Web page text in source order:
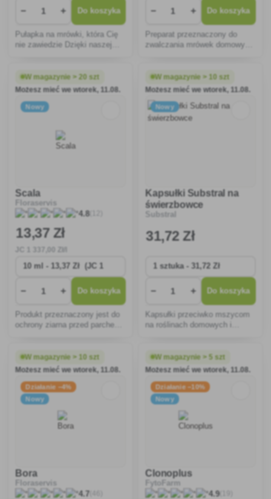
− + Do koszyka
Pułapka na mrówki, która Cię
nie zawiedzie Dzięki naszej
powodu mrówek w
pomieszczeniach.
− + Do koszyka
Preparat przeznaczony do
zwalczania mrówek domowych
i na tarasach.
W magazynie > 20 szt
Możesz mieć we wtorek, 11.08.
Nowy
Scala
Floraservis
4.8(12)
13,37 Zł
− + Do koszyka
Produkt przeznaczony jest do
ochrony ziarna przed parchem
(botrytis)
W magazynie > 10 szt
Możesz mieć we wtorek, 11.08.
Nowy
Kapsułki Substral na
świerzbowce
Substral
31,72 Zł
− + Do koszyka
Kapsułki przeciwko mszycom
na roślinach domowych i
W magazynie > 10 szt
Możesz mieć we wtorek, 11.08.
Działanie −4%
Nowy
Bora
Floraservis
4.7
W magazynie > 5 szt
Możesz mieć we wtorek, 11.08.
Działanie −10%
Nowy
Clonoplus
FytoFarm
4.9(19)